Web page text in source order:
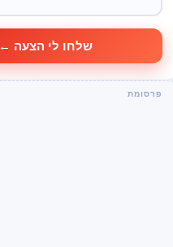
שלחו לי הצעה ←